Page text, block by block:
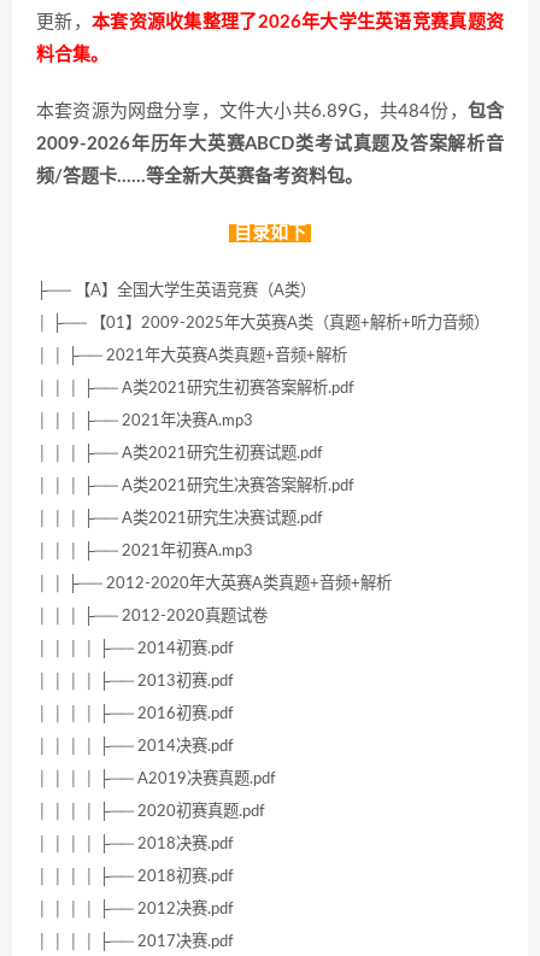
更新， 本套资源收集整理了2026年大学生英语竞赛真题资
料合集。
本套资源为网盘分享，文件大小共6.89G，共484份， 包含
2009-2026年历年大英赛ABCD类考试真题及答案解析音
频/答题卡……等全新大英赛备考资料包。
目录如下
├── 【A】全国大学生英语竞赛（A类）
│ ├── 【01】2009-2025年大英赛A类（真题+解析+听力音频）
│ │ ├── 2021年大英赛A类真题+音频+解析
│ │ │ ├── A类2021研究生初赛答案解析.pdf
│ │ │ ├── 2021年决赛A.mp3
│ │ │ ├── A类2021研究生初赛试题.pdf
│ │ │ ├── A类2021研究生决赛答案解析.pdf
│ │ │ ├── A类2021研究生决赛试题.pdf
│ │ │ ├── 2021年初赛A.mp3
│ │ ├── 2012-2020年大英赛A类真题+音频+解析
│ │ │ ├── 2012-2020真题试卷
│ │ │ │ ├── 2014初赛.pdf
│ │ │ │ ├── 2013初赛.pdf
│ │ │ │ ├── 2016初赛.pdf
│ │ │ │ ├── 2014决赛.pdf
│ │ │ │ ├── A2019决赛真题.pdf
│ │ │ │ ├── 2020初赛真题.pdf
│ │ │ │ ├── 2018决赛.pdf
│ │ │ │ ├── 2018初赛.pdf
│ │ │ │ ├── 2012决赛.pdf
│ │ │ │ ├── 2017决赛.pdf